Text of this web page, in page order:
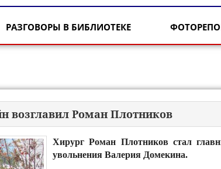
РАЗГОВОРЫ В БИБЛИОТЕКЕ
возглавил Роман Плотников
Хирург Роман Плотников стал
увольнения Валерия Домекина.